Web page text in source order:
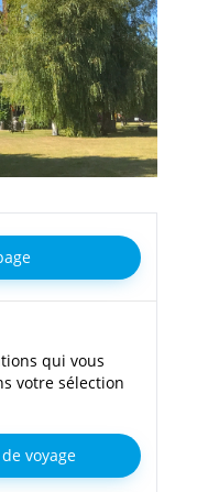
qui vous
votre sélection
voyage